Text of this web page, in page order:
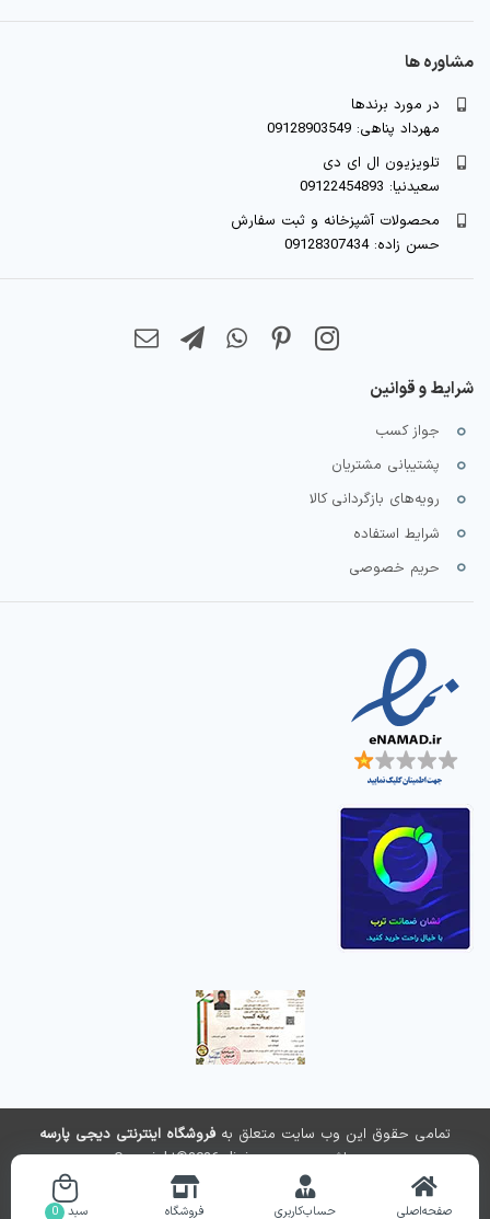
مشاوره ها
در مورد برندها
مهرداد پناهی: 09128903549
تلویزیون ال ای دی
سعیدنیا: 09122454893
محصولات آشپزخانه و ثبت سفارش
حسن زاده: 09128307434
شرایط و قوانین
جواز کسب
پشتیبانی مشتریان
رویه‌های بازگردانی کالا
شرایط استفاده
حریم خصوصی
تمامی حقوق این وب سایت متعلق به فروشگاه اینترنتی دیجی پارسه
می باشد. Copyright©2026 digiparse.com
طراحی و راه اندازی سایتronika صفحه‌اصلی حساب‌کاربری فروشگاه سبد 0